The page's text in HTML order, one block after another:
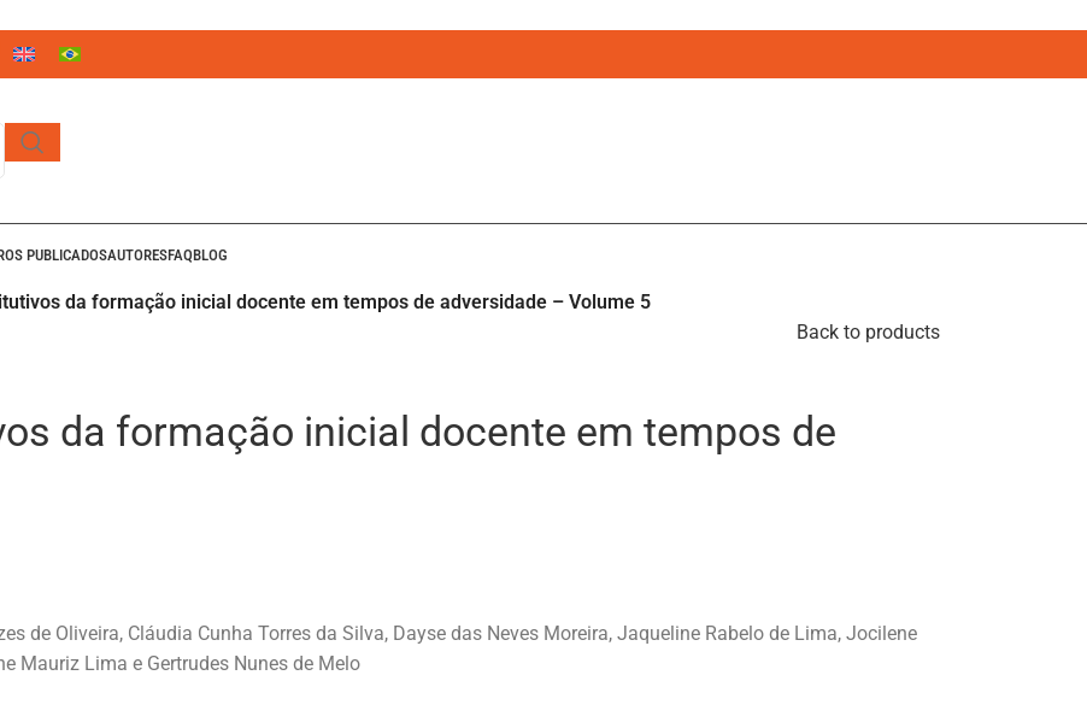
PUBLICADOSAUTORESFAQBLOG
da formação inicial docente em tempos de adversidade – Volume 5
Back to products
da formação inicial docente em tempos de
de Oliveira, Cláudia Cunha Torres da Silva, Dayse das Neves Moreira, Jaqueline Rabelo de Lima, Jocilene
Mauriz Lima e Gertrudes Nunes de Melo